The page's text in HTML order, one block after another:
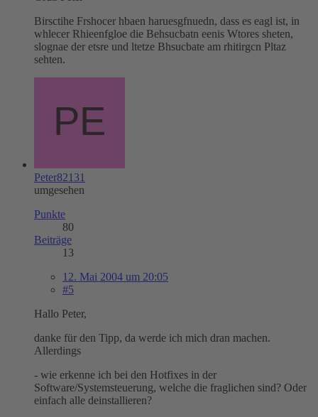
Birsctihe Frshocer hbaen haruesgfnuedn, dass es eagl ist, in
whlecer Rhieenfgloe die Behsucbatn eenis Wtores sheten,
slognae der etsre und ltetze Bhsucbate am rhitirgcn Pltaz
sehten.
Peter82131
umgesehen
Punkte
80
Beiträge
13
12. Mai 2004 um 20:05
#5
Hallo Peter,
danke für den Tipp, da werde ich mich dran machen.
Allerdings
- wie erkenne ich bei den Hotfixes in der
Software/Systemsteuerung, welche die fraglichen sind? Oder
einfach alle deinstallieren?